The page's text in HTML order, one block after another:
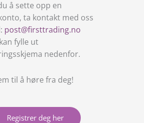
å sette opp en
ta kontakt med oss
post@firsttrading.no
fylle ut
nedenfor.
til å høre fra deg!
Registrer deg her